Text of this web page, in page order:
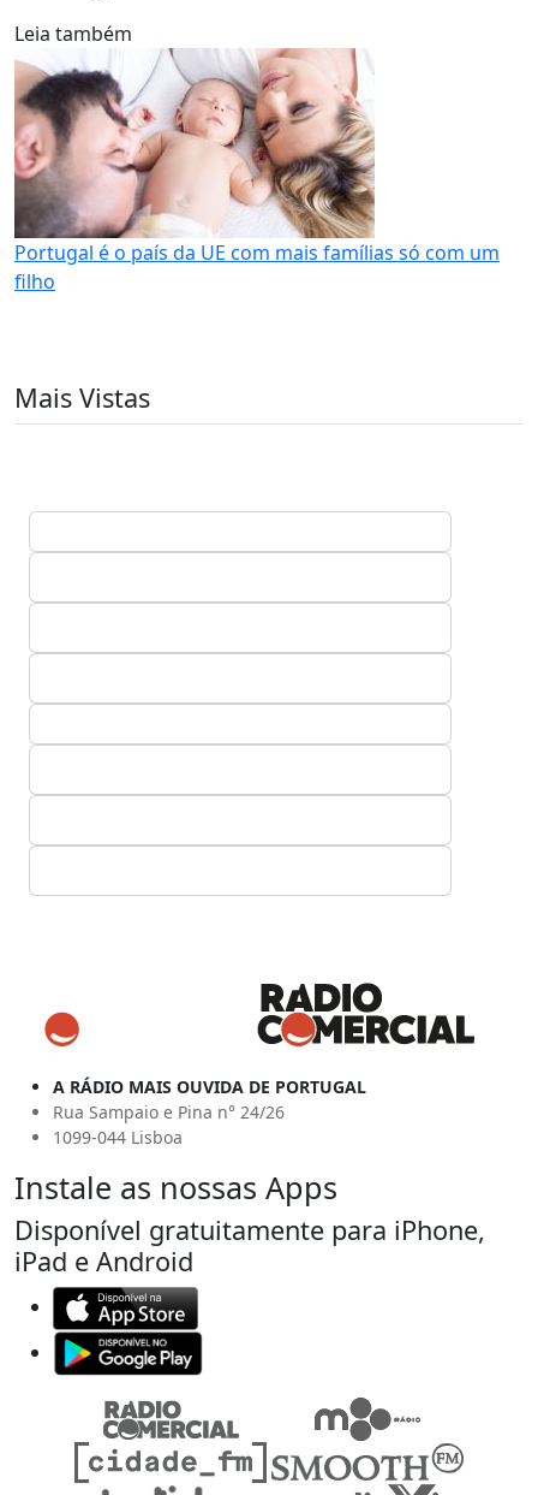
Leia também
Portugal é o país da UE com mais famílias só com um
filho
Mais Vistas
A RÁDIO MAIS OUVIDA DE PORTUGAL
Rua Sampaio e Pina n° 24/26
1099-044 Lisboa
Instale as nossas Apps
Disponível gratuitamente para iPhone,
iPad e Android